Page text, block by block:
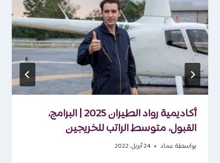
أكاديمية رواد الطيران 2025 | البرامج،
القبول، متوسط الراتب للخريجين
بواسطة عماد 24 أبريل، 2022